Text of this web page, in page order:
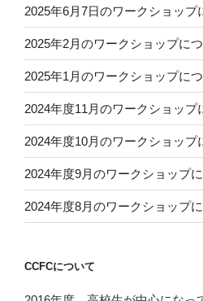
2025年6月7日のワークショップ
2025年2月のワークショップに
2025年1月のワークショップに
2024年度11月のワークショップ
2024年度10月のワークショップ
2024年度9月のワークショップ
2024年度8月のワークショップ
CCFCについて